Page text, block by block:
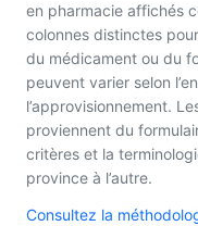
en pharmacie affichés
colonnes distinctes
du médicament ou du
peuvent varier selon
l’approvisionnement.
proviennent du
critères et la
province à l’autre.
Consultez la